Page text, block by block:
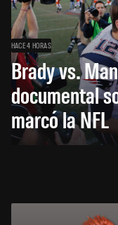
HACE 4 HORAS
Brady vs.
documental
marcó la NFL